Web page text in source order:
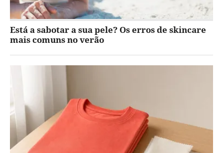
Está a sabotar a sua pele? Os erros de skincare
mais comuns no verão